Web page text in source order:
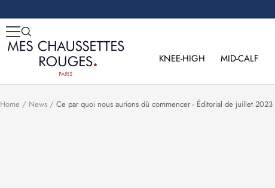
to
content
Mes
Chaussettes
KNEE-HIGH MID-CALF
Home News Ce par quoi nous aurions dû commencer - Éditorial de juillet 2023